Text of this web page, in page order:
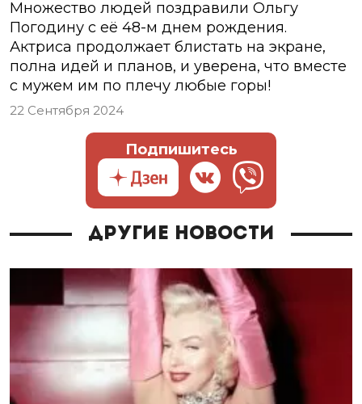
Множество людей поздравили Ольгу
Погодину с её 48-м днем рождения.
Актриса продолжает блистать на экране,
полна идей и планов, и уверена, что вместе
с мужем им по плечу любые горы!
22 Сентября 2024
Подпишитесь
Другие новости